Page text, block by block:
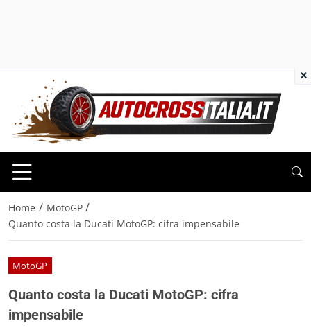
Home / MotoGP /
Quanto costa la Ducati MotoGP: cifra impensabile
MotoGP
Quanto costa la Ducati MotoGP: cifra
impensabile
×